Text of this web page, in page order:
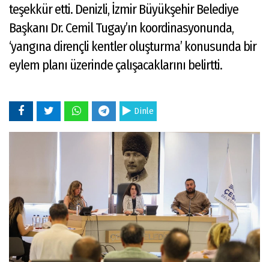
teşekkür etti. Denizli, İzmir Büyükşehir Belediye
Başkanı Dr. Cemil Tugay’ın koordinasyonunda,
‘yangına dirençli kentler oluşturma’ konusunda bir
eylem planı üzerinde çalışacaklarını belirtti.
Dinle